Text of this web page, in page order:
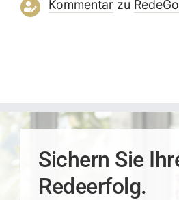
Kommentarzu
Sichern Sie
Redeerfolg.